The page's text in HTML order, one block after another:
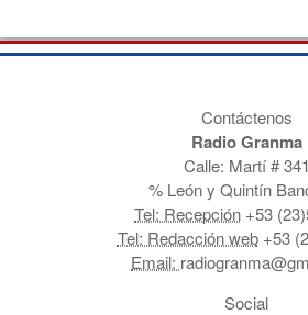
Contáctenos
Radio Granma
Calle: Martí # 341
% León y Quintín
Tel: Recepción +53
Tel: Redacción web+53
Email:
Social